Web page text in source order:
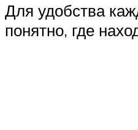
Для удобства
понятно, где